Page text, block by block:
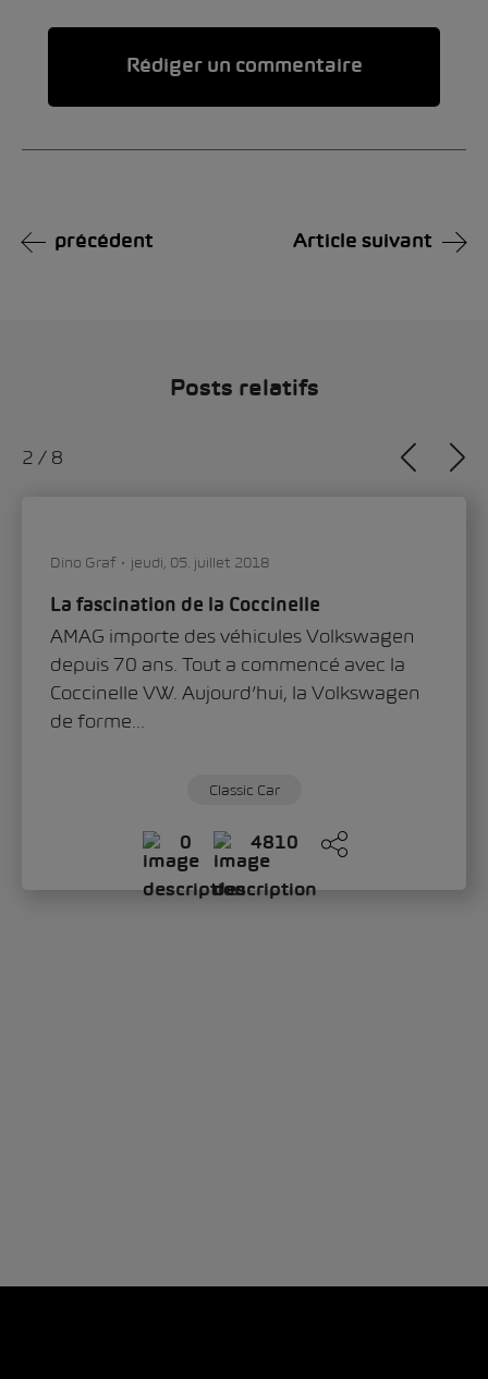
précédent Article suivant
Posts relatifs
3 / 8
70 ans – 70 symboles: L’ouvrage suisse sur
Porsche pour les 70 ans de la marque